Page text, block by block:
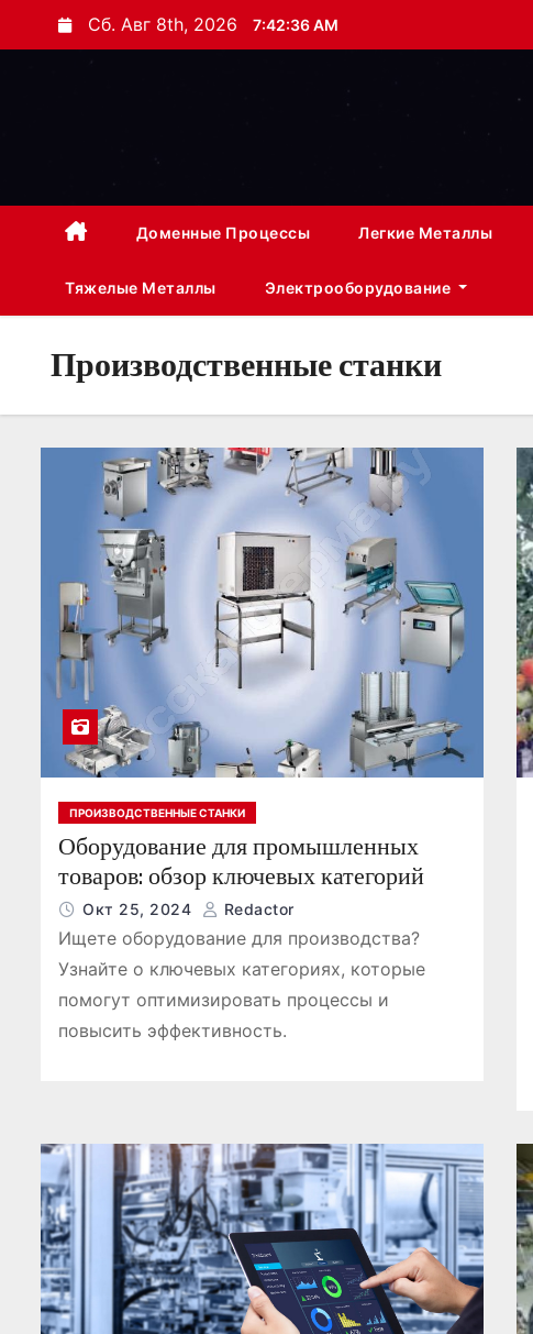
е
д
ж
Сб. Авг 8th, 2026 7:42:38 AM
Доменные Процессы Легкие Металлы
Тяжелые Металлы Электрооборудование
Производственные станки
ПРОИЗВОДСТВЕННЫЕ СТАНКИ
Оборудование для промышленных
товаров: обзор ключевых категорий
Окт 25, 2024 Redactor
Ищете оборудование для производства?
Узнайте о ключевых категориях, которые
помогут оптимизировать процессы и
повысить эффективность.